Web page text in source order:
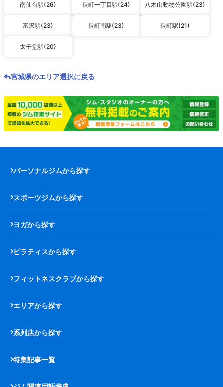
南仙台駅(26) 長町一丁目駅(24) 八木山動物公園駅(23)
富沢駅(23) 長町南駅(23) 長町駅(21)
太子堂駅(20)
宮城県のエリア選択に戻る
パーソナルジムから探す
スポーツジムから探す
ヨガから探す
ピラティスから探す
フィットネスクラブから探す
エリアから探す
系列店から探す
特集記事一覧